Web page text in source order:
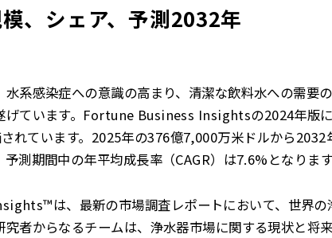
、シェア、予測2032年
系感染症への意識の高まり、清潔な飲料水への需要
げています。Fortune Business Insightsの2024年版
れています。2025年の376億7,000万米ドルから
測期間中の年平均成長率（CAGR）は7.6%となります
は、最新の市場調査レポートにおいて、世界の
究者からなるチームは、浄水器市場に関する現状と将